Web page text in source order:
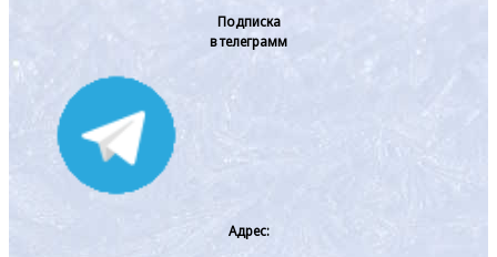
Подписка
в телеграмм
Адрес: